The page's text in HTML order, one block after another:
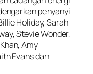
penyanyi
Holiday, Sarah
Stevie Wonder,
Amy
Evans dan